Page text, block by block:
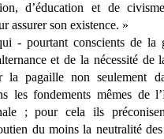
d’éducation et de
assurer son existence. »
- pourtant conscients de la
et de la nécessité de
la pagaille non seulement
les fondements mêmes de
; pour cela ils
du moins la neutralité